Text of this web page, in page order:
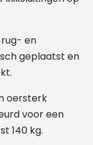
rug- en
geplaatst en
oersterk
voor een
140 kg.